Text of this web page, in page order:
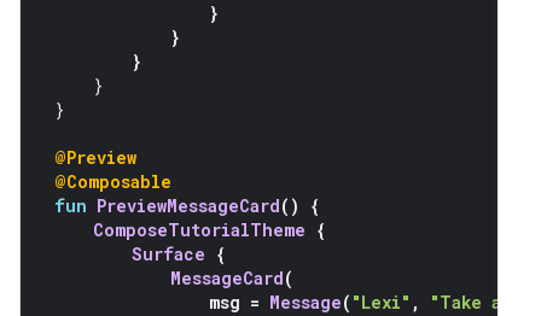
@Preview
@Composable
fun PreviewMessageCard ()
ComposeTutorialTheme
Surface
MessageCard
msg = Message("Lexi", "Take